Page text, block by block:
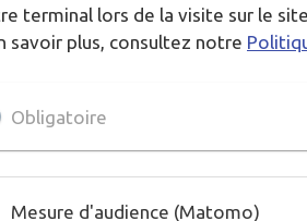
.
d’assurer un rythme stable aux
terminal lors de la visite sur le
savoir plus, consultez notre
Obligatoire
Mesure d'audience (Matomo)